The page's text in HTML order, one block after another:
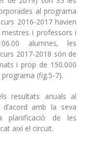
al programa
2016-2017 havien
i professors i
alumnes, les
2017-2018 són de
i prop de 150.000
(fig.5-7).
resultats anuals al
d’acord amb la seva
planificació de les
així el circuit.